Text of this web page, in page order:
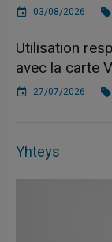
03/08/2026
Utilisation
avec la carte
27/07/2026
Yhteys